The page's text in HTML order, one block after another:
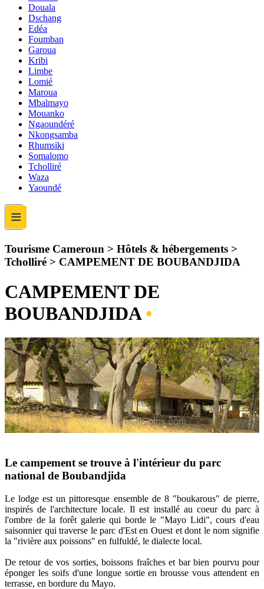
Douala
Dschang
Edéa
Foumban
Garoua
Kribi
Limbe
Lomié
Maroua
Mbalmayo
Mouanko
Ngaoundéré
Nkongsamba
Rhumsiki
Somalomo
Tcholliré
Waza
Yaoundé
≡
Tourisme Cameroun > Hôtels & hébergements >
Tcholliré > CAMPEMENT DE BOUBANDJIDA
CAMPEMENT DE
BOUBANDJIDA•
Le campement se trouve à l'intérieur du parc
national de Boubandjida
Le lodge est un pittoresque ensemble de 8 "boukarous" de pierre,
inspirés de l'architecture locale. Il est installé au coeur du parc à
l'ombre de la forêt galerie qui borde le "Mayo Lidi", cours d'eau
saisonnier qui traverse le parc d'Est en Ouest et dont le nom signifie
la "rivière aux poissons" en fulfuldé, le dialecte local.
De retour de vos sorties, boissons fraîches et bar bien pourvu pour
éponger les soifs d'une longue sortie en brousse vous attendent en
terrasse, en bordure du Mayo.